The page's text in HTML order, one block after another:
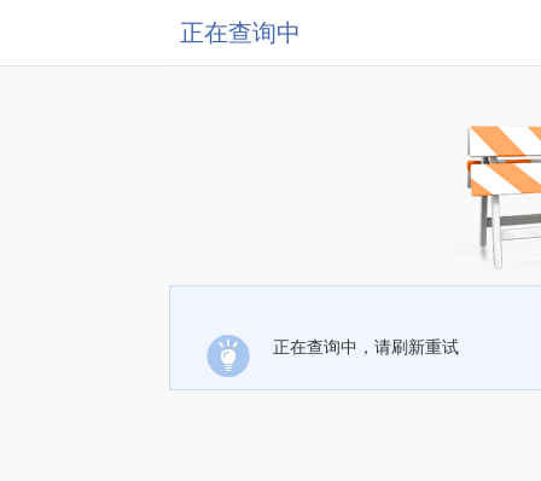
正在查询中
正在查询中，请刷新重试